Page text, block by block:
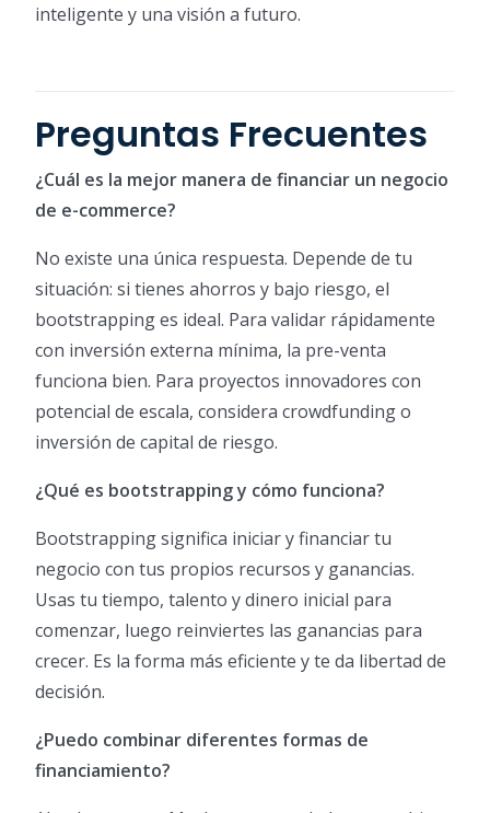
inteligente y una visión a futuro.
Preguntas Frecuentes
¿Cuál es la mejor manera de financiar un negocio
de e-commerce?
No existe una única respuesta. Depende de tu
situación: si tienes ahorros y bajo riesgo, el
bootstrapping es ideal. Para validar rápidamente
con inversión externa mínima, la pre-venta
funciona bien. Para proyectos innovadores con
potencial de escala, considera crowdfunding o
inversión de capital de riesgo.
¿Qué es bootstrapping y cómo funciona?
Bootstrapping significa iniciar y financiar tu
negocio con tus propios recursos y ganancias.
Usas tu tiempo, talento y dinero inicial para
comenzar, luego reinviertes las ganancias para
crecer. Es la forma más eficiente y te da libertad de
decisión.
¿Puedo combinar diferentes formas de
financiamiento?